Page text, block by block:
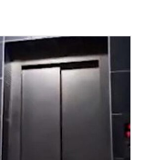
yaralandı